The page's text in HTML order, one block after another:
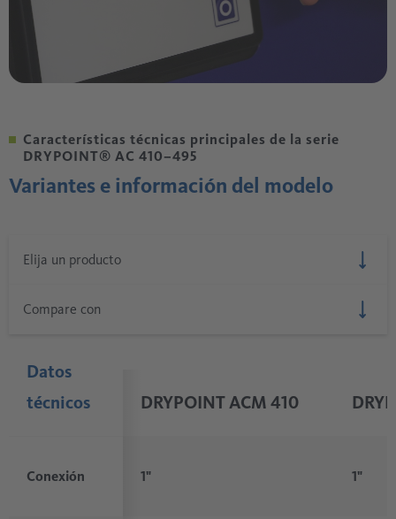
Características técnicas principales de la serie
DRYPOINT® AC 410–495
Variantes e información del modelo
Datos
técnicos
Conexión
DRYPOINT ACM 410
1" 1"